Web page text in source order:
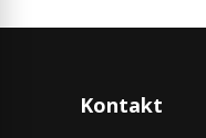
Kontakt